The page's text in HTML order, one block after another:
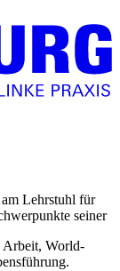
Lehrstuhl für
seiner
Arbeit, World-